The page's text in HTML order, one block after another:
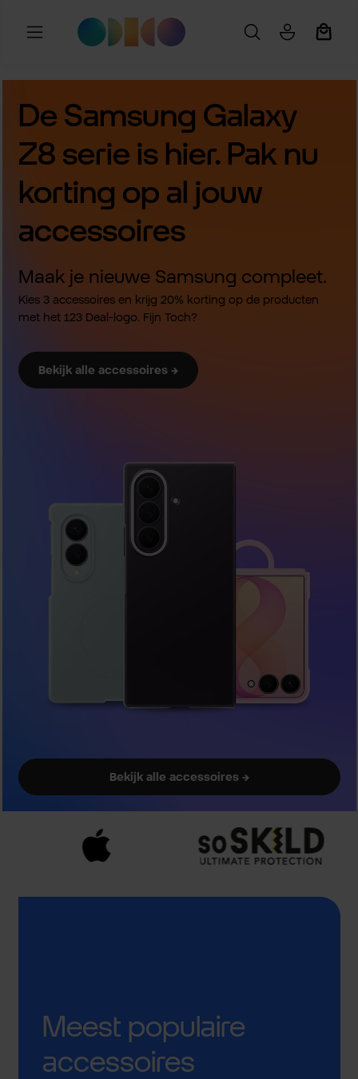
Ga naar de hoofdinhoud
De Samsung Galaxy
Z8 serie is hier. Pak nu
korting op al jouw
accessoires
Maak je nieuwe Samsung compleet.
Kies 3 accessoires en krijg 20% korting op de producten
met het 123 Deal-logo. Fijn Toch?
Bekijk alle accessoires →
Bekijk alle accessoires →
Meest populaire
accessoires